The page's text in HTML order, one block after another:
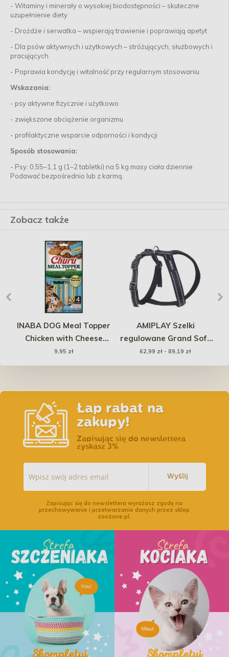
- Witaminy i minerały o wysokiej biodostępności – skuteczne
uzupełnienie diety
- Drożdże i serwatka – wspierają trawienie i poprawiają apetyt
- Dla psów aktywnych i użytkowych – stróżujących, służbowych i
pracujących
- Poprawia kondycję i witalność przy regularnym stosowaniu
Wskazania:
- psy aktywne fizycznie i użytkowo
- zwiększone obciążenie organizmu
- profilaktyczne wsparcie odporności i kondycji
Sposób stosowania:
- Psy: 0,55–1,1 g (1–2 tabletki) na 5 kg masy ciała dziennie
Podawać bezpośrednio lub z karmą.
Zobacz także
INABA DOG Meal Topper
Chicken with Cheese
Recipe 4x 14g (56g)
9,95 zł
AMIPLAY Szelki
regulowane Grand Soft
Reflective - Czarne
62,99 zł - 89,19 zł
Łap rabat na
zakupy!
Zapisując się do newslettera
zyskasz 3%
Wyślij
Zapisując się do newslettera wyrażasz zgodę na
przechowywanie i przetwarzanie danych przez sklep
zoozone.pl.